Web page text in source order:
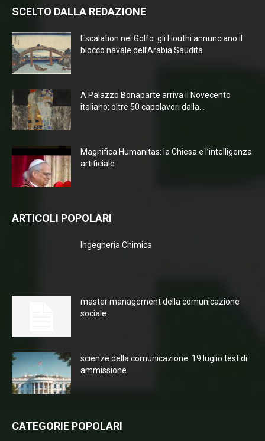
SCELTO DALLA REDAZIONE
Escalation nel Golfo: gli Houthi annunciano il
blocco navale dell’Arabia Saudita
A Palazzo Bonaparte arriva il Novecento
italiano: oltre 50 capolavori dalla...
Magnifica Humanitas: la Chiesa e l’intelligenza
artificiale
ARTICOLI POPOLARI
Ingegneria Chimica
master management della comunicazione
sociale
scienze della comunicazione: 19 luglio test di
ammissione
CATEGORIE POPOLARI